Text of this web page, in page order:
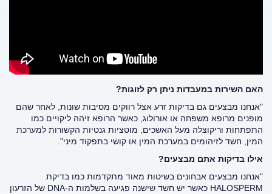
האם השירות במעבדות ניתן רק לזוגות?
"אנחנו מבצעים גם בדיקות זרע אצל רווקים מסיבות שונות, לאחר שהם
מופנים מרופא משפחה או אורולוג, כאשר הרופא זיהה ליקויים כמו
התפתחות וריקוצלה מעל האשכים, מוטציות גנטיות הקשורות למערכת
המין, חשד לזיהומים במערכת המין או קושי בתפקוד מיני".
אילו בדיקות אתם מבצעים?
"אנחנו מבצעים אבחונים בשיטות מאוד מתקדמות כמו בדיקת
HALOSPERM כאשר יש חשד שישנה פגיעה בשלמות ה-DNA של הזרעון